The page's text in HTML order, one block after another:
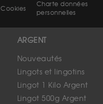
Cookies
Charte données
personnelles
ARGENT
Nouveautés
Lingots et lingotins
Lingot 1 Kilo Argent
Lingot 500g Argent